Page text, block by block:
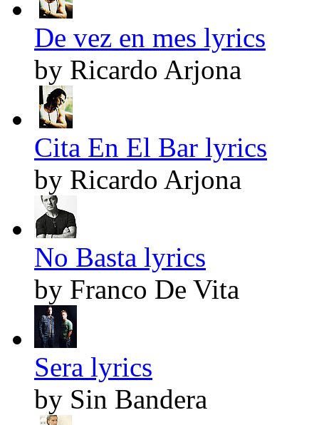
De vez en mes lyrics
by Ricardo Arjona
Cita En El Bar lyrics
by Ricardo Arjona
No Basta lyrics
by Franco De Vita
Sera lyrics
by Sin Bandera